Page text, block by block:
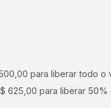
para liberar todo o
625,00 para liberar 50%